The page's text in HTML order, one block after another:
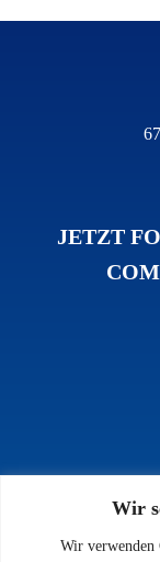
Wir
Wir verwenden
JETZT